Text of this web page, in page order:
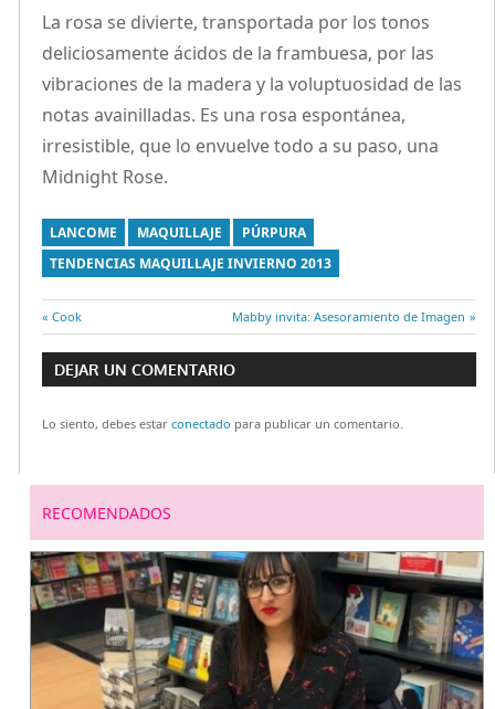
La rosa se divierte, transportada por los tonos
deliciosamente ácidos de la frambuesa, por las
vibraciones de la madera y la voluptuosidad de las
notas avainilladas. Es una rosa espontánea,
irresistible, que lo envuelve todo a su paso, una
Midnight Rose.
LANCOME MAQUILLAJE
PÚRPURA
TENDENCIAS MAQUILLAJE INVIERNO 2013
Navegación
de
entradas
Entrada
anterior:
Cook
Entrada
siguiente:
Mabby invita: Asesoramiento de Imagen
DEJAR UN COMENTARIO
Lo siento, debes estar conectado para publicar un comentario.
RECOMENDADOS